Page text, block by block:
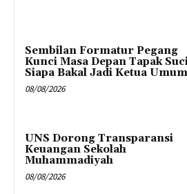
Sembilan Formatur Pegang
Kunci Masa Depan Tapak
Siapa Bakal Jadi Ketua
08/08/2026
UNS Dorong Transparansi
Keuangan Sekolah
Muhammadiyah
08/08/2026